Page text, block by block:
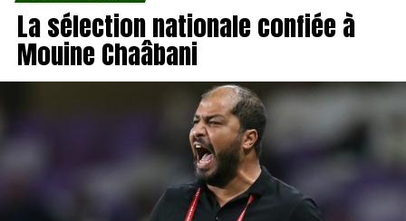
La sélection nationale confiée à
Mouine Chaâbani